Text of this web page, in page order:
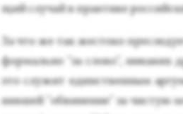
щий слу­чай в прак­ти­ке
За что же так жeсто­ко
фор­маль­но "за сло­во", ни­каких
это слу­жит единс­твен­ным
няв­шей "об­ви­нение" за чис­тую